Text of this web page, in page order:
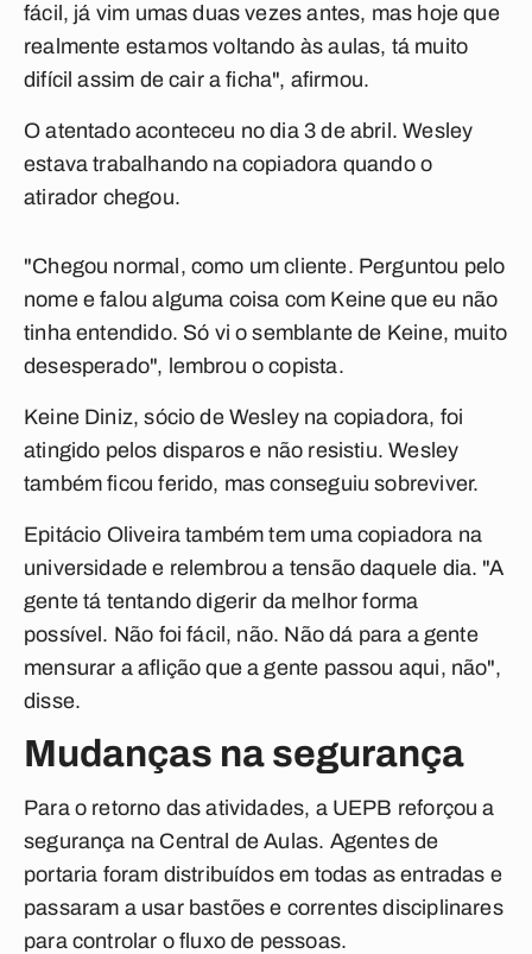
fácil, já vim umas duas vezes antes, mas hoje que
realmente estamos voltando às aulas, tá muito
difícil assim de cair a ficha", afirmou.
O atentado aconteceu no dia 3 de abril. Wesley
estava trabalhando na copiadora quando o
atirador chegou.
"Chegou normal, como um cliente. Perguntou pelo
nome e falou alguma coisa com Keine que eu não
tinha entendido. Só vi o semblante de Keine, muito
desesperado", lembrou o copista.
Keine Diniz, sócio de Wesley na copiadora, foi
atingido pelos disparos e não resistiu. Wesley
também ficou ferido, mas conseguiu sobreviver.
Epitácio Oliveira também tem uma copiadora na
universidade e relembrou a tensão daquele dia. "A
gente tá tentando digerir da melhor forma
possível. Não foi fácil, não. Não dá para a gente
mensurar a aflição que a gente passou aqui, não",
disse.
Mudanças na segurança
Para o retorno das atividades, a UEPB reforçou a
segurança na Central de Aulas. Agentes de
portaria foram distribuídos em todas as entradas e
passaram a usar bastões e correntes disciplinares
para controlar o fluxo de pessoas.